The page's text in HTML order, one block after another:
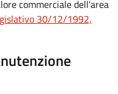
commerciale dell'area
30/12/1992,